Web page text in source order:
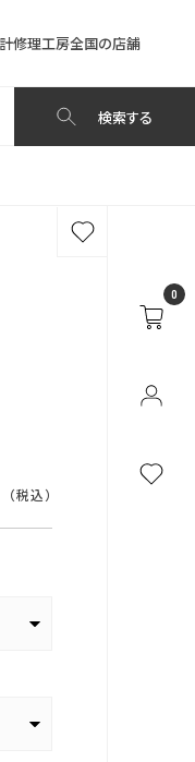
修理工房全国の店舗
検索する
0
（税込）